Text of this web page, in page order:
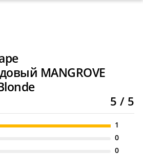
MANGROVE
5 / 5
1
0
0